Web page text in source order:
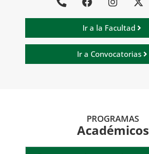
Ir a la Facultad
Ir a Convocatorias
PROGRAMAS
Académicos